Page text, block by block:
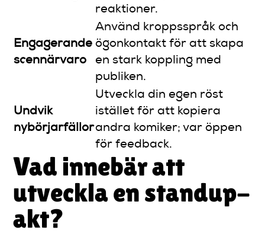
reaktioner.
Engagerande
scennärvaro
Använd kroppsspråk och
ögonkontakt för att skapa
en stark koppling med
publiken.
Undvik
nybörjarfällor
Utveckla din egen röst
istället för att kopiera
andra komiker; var öppen
för feedback.
Vad innebär att
utveckla en standup-
akt?